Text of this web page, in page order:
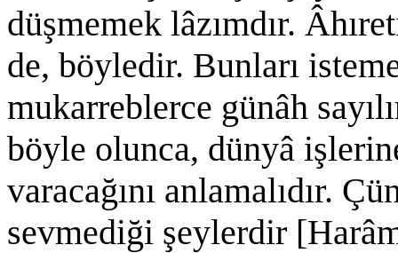
düşmemek lâzımdır.
de, böyledir. Bunları
mukarreblerce günâh
böyle olunca, dünyâ
varacağını anlamalıdır.
sevmediği şeylerdir